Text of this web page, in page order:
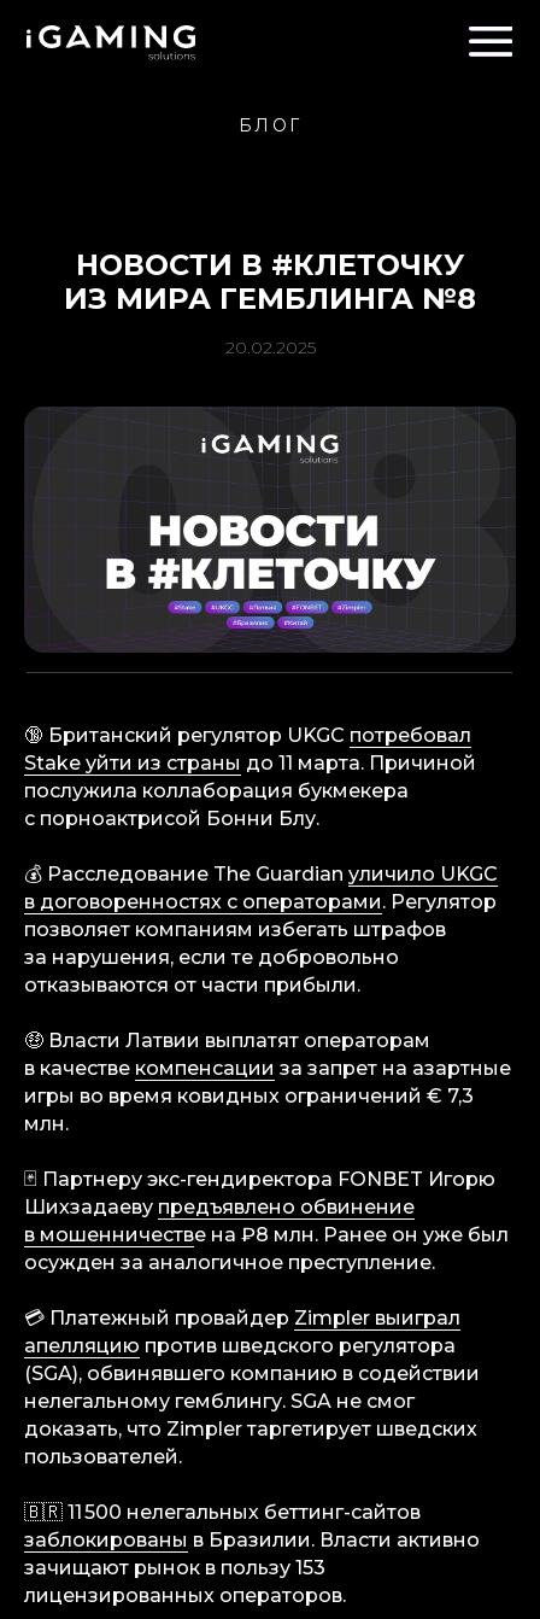
БЛОГ
НОВОСТИ В #КЛЕТОЧКУ
ИЗ МИРА ГЕМБЛИНГА №8
20.02.2025
🔞 Британский регулятор UKGC потребовал
Stake уйти из страны до 11 марта. Причиной
послужила коллаборация букмекера
с порноактрисой Бонни Блу.
💰 Расследование The Guardian уличило UKGC
в договоренностях с операторами. Регулятор
позволяет компаниям избегать штрафов
за нарушения, если те добровольно
отказываются от части прибыли.
🤑 Власти Латвии выплатят операторам
в качестве компенсации за запрет на азартные
игры во время ковидных ограничений € 7,3
млн.
🃏 Партнеру экс-гендиректора FONBET Игорю
Шихзадаеву предъявлено обвинение
в мошенничестве на ₽8 млн. Ранее он уже был
осужден за аналогичное преступление.
💳 Платежный провайдер Zimpler выиграл
апелляцию против шведского регулятора
(SGA), обвинявшего компанию в содействии
нелегальному гемблингу. SGA не смог
доказать, что Zimpler таргетирует шведских
пользователей.
🇧🇷 11 500 нелегальных беттинг-сайтов
заблокированы в Бразилии. Власти активно
зачищают рынок в пользу 153
лицензированных операторов.
info@igaming-solutions.io
iGS — ваш ориентир в индустрии
гемблинга и беттинга. Мы можем быть
полезны на всех уровнях — от новостей
и обзоров до аналитических разборов
и консалтинговой поддержки.
Аналитика
Медиа
Консалтинговые услуги
Карьера